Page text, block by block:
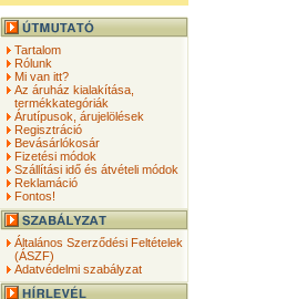
Tartalom
Rólunk
Mi van itt?
Az áruház kialakítása,
termékkategóriák
Árutípusok, árujelölések
Regisztráció
Bevásárlókosár
Fizetési módok
Szállítási idő és átvételi módok
Reklamáció
Fontos!
Általános Szerződési Feltételek
(ÁSZF)
Adatvédelmi szabályzat